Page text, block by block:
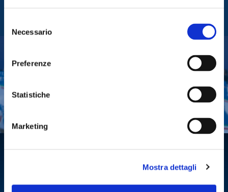
delNecessario
Preferenze
Statistiche
Marketing
Mostra dettagli